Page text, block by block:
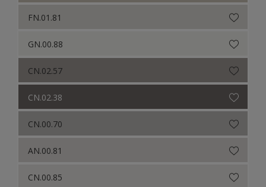
FN.01.81
GN.00.88
CN.02.57
CN.02.38
CN.00.70
AN.00.81
CN.00.85